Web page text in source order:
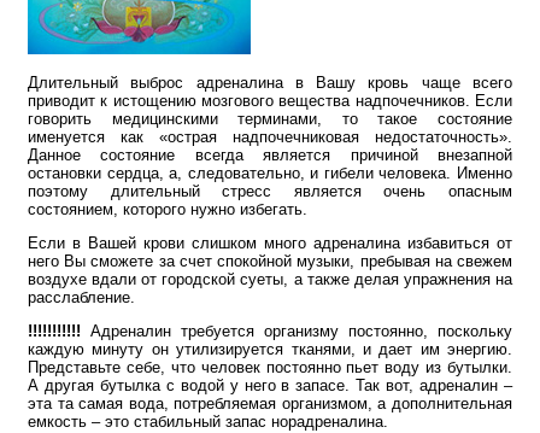
Длительный выброс адреналина в Вашу кровь чаще всего
приводит к истощению мозгового вещества надпочечников. Если
говорить медицинскими терминами, то такое состояние
именуется как «острая надпочечниковая недостаточность».
Данное состояние всегда является причиной внезапной
остановки сердца, а, следовательно, и гибели человека. Именно
поэтому длительный стресс является очень опасным
состоянием, которого нужно избегать.
Если в Вашей крови слишком много адреналина избавиться от
него Вы сможете за счет спокойной музыки, пребывая на свежем
воздухе вдали от городской суеты, а также делая упражнения на
расслабление.
!!!!!!!!!!! Адреналин требуется организму постоянно, поскольку
каждую минуту он утилизируется тканями, и дает им энергию.
Представьте себе, что человек постоянно пьет воду из бутылки.
А другая бутылка с водой у него в запасе. Так вот, адреналин –
эта та самая вода, потребляемая организмом, а дополнительная
емкость – это стабильный запас норадреналина.